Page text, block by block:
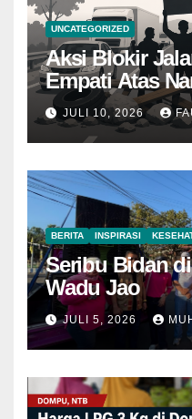
UNCATEGORIZED
Aksi Blokir
Empati Atas
JULI 10, 2026
BERITA INSPIRASI
Seribu Bidan di
Wadu Jao
JULI 5, 2026